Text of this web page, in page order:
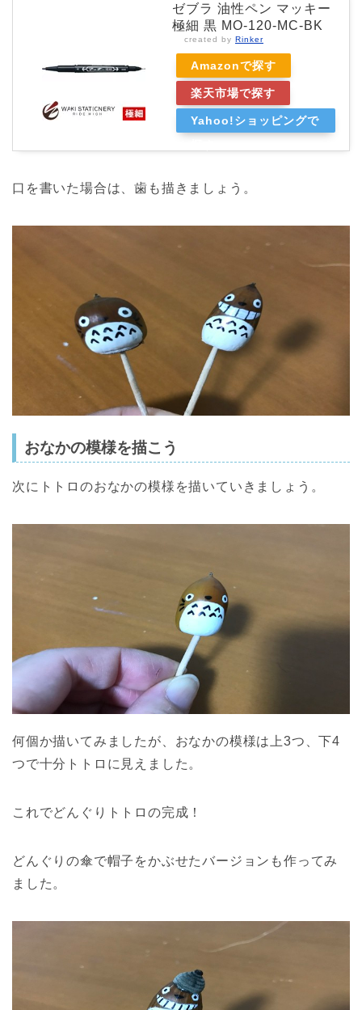
ゼブラ 油性ペン マッキー
極細 黒 MO-120-MC-BK
created by Rinker
Amazonで探す
楽天市場で探す
Yahoo!ショッピングで
口を書いた場合は、歯も描きましょう。
おなかの模様を描こう
次にトトロのおなかの模様を描いていきましょう。
何個か描いてみましたが、おなかの模様は上3つ、下4
つで十分トトロに見えました。
これでどんぐりトトロの完成！
どんぐりの傘で帽子をかぶせたバージョンも作ってみ
ました。